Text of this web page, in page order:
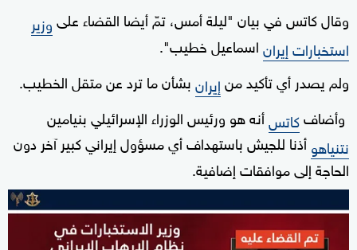
وقال كاتس في بيان "ليلة أمس، تمّ أيضا القضاء علىوزير
استخبارات إيراناسماعيل خطيب".
ولم ‌يصدر أي تأكيد منإيرانبشأن ‌ما ‌ترد ⁠عن متقل الخطيب.
وأضافكاتسأنه ⁠هو ‌ورئيس الوزراء ⁠الإسرائيلي بنيامين
نتنياهوأذنا للجيش ⁠باستهداف أي مسؤول ⁠إيراني كبير آخر دون
الحاجة إلى موافقات إضافية.